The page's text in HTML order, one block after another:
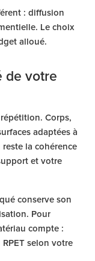
: diffusion
Le choix
alloué.
de votre
Corps,
adaptées à
la cohérence
et votre
conserve son
Pour
compte :
selon votre